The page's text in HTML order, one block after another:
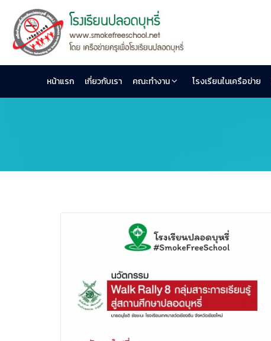
หน้าแรก เกี่ยวกับเรา คณะทำงาน โรงเรียนในเครือข่าย